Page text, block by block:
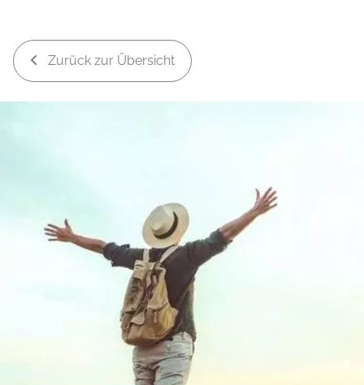
Zurück zur Übersicht